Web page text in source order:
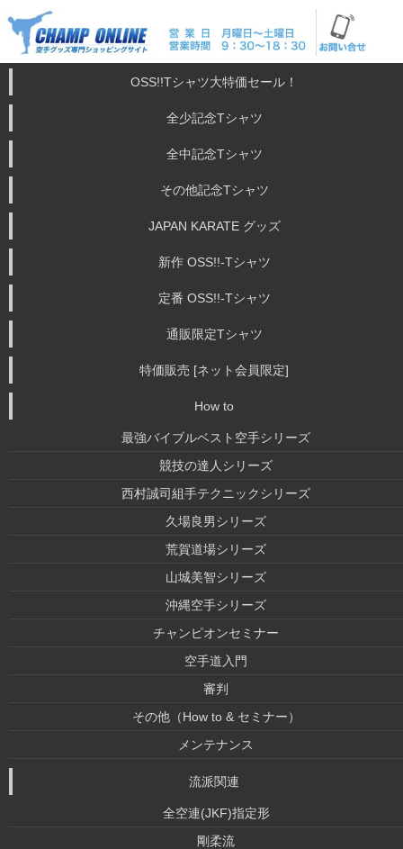
OSS!!Tシャツ大特価セール！
全少記念Tシャツ
全中記念Tシャツ
その他記念Tシャツ
JAPAN KARATE グッズ
新作 OSS!!-Tシャツ
定番 OSS!!-Tシャツ
通販限定Tシャツ
特価販売 [ネット会員限定]
How to
最強バイブルベスト空手シリーズ
競技の達人シリーズ
西村誠司組手テクニックシリーズ
久場良男シリーズ
荒賀道場シリーズ
山城美智シリーズ
沖縄空手シリーズ
チャンピオンセミナー
空手道入門
審判
その他（How to & セミナー）
メンテナンス
流派関連
全空連(JKF)指定形
剛柔流